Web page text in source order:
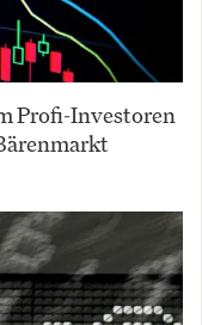
Profi-Investoren